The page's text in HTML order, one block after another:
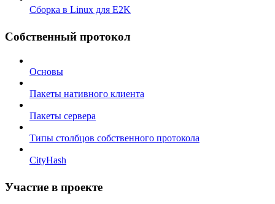
Сборка в Linux для E2K
Собственный протокол
Основы
Пакеты нативного клиента
Пакеты сервера
Типы столбцов собственного протокола
CityHash
Участие в проекте